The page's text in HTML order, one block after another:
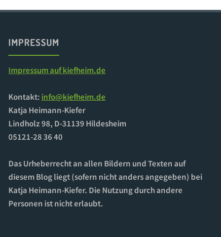
IMPRESSUM
Impressum auf kiefheim.de
Kontakt: info@kiefheim.de
Katja Heimann-Kiefer
Lindholz 98, D-31139 Hildesheim
05121-28 36 40
Das Urheberrecht an allen Bildern und Texten auf
diesem Blog liegt (sofern nicht anders angegeben) bei
Katja Heimann-Kiefer. Die Nutzung durch andere
Personen ist nicht erlaubt.